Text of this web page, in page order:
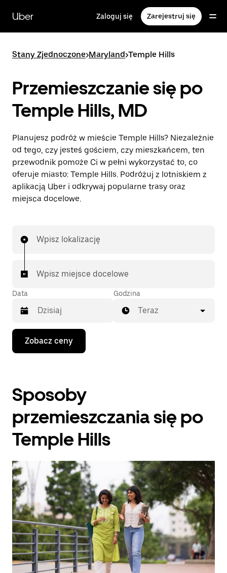
głównej
zawartości
Uber Zaloguj się Zarejestruj się
Stany Zjednoczone>Maryland>Temple Hills
Przemieszczanie się po
Temple Hills, MD
Planujesz podróż w mieście Temple Hills? Niezależnie
od tego, czy jesteś gościem, czy mieszkańcem, ten
przewodnik pomoże Ci w pełni wykorzystać to, co
oferuje miasto: Temple Hills. Podróżuj z lotniskiem z
aplikacją Uber i odkrywaj popularne trasy oraz
miejsca docelowe.
Wpisz lokalizację
Wpisz miejsce docelowe
Data
Naciśnij
klawisz
strzałki
do
kalendarza
datę.
Naciśnij
klawisz
„Escape”,
zamknąć
kalendarz.
Godzina
Teraz
Zobacz ceny
Sposoby
przemieszczania się po
Temple Hills